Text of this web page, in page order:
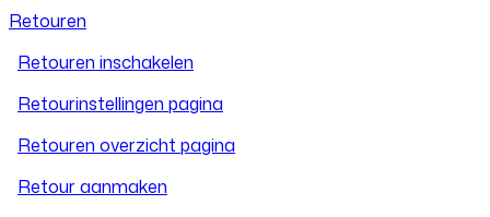
Retouren
Retouren inschakelen
Retourinstellingen pagina
Retouren overzicht pagina
Retour aanmaken